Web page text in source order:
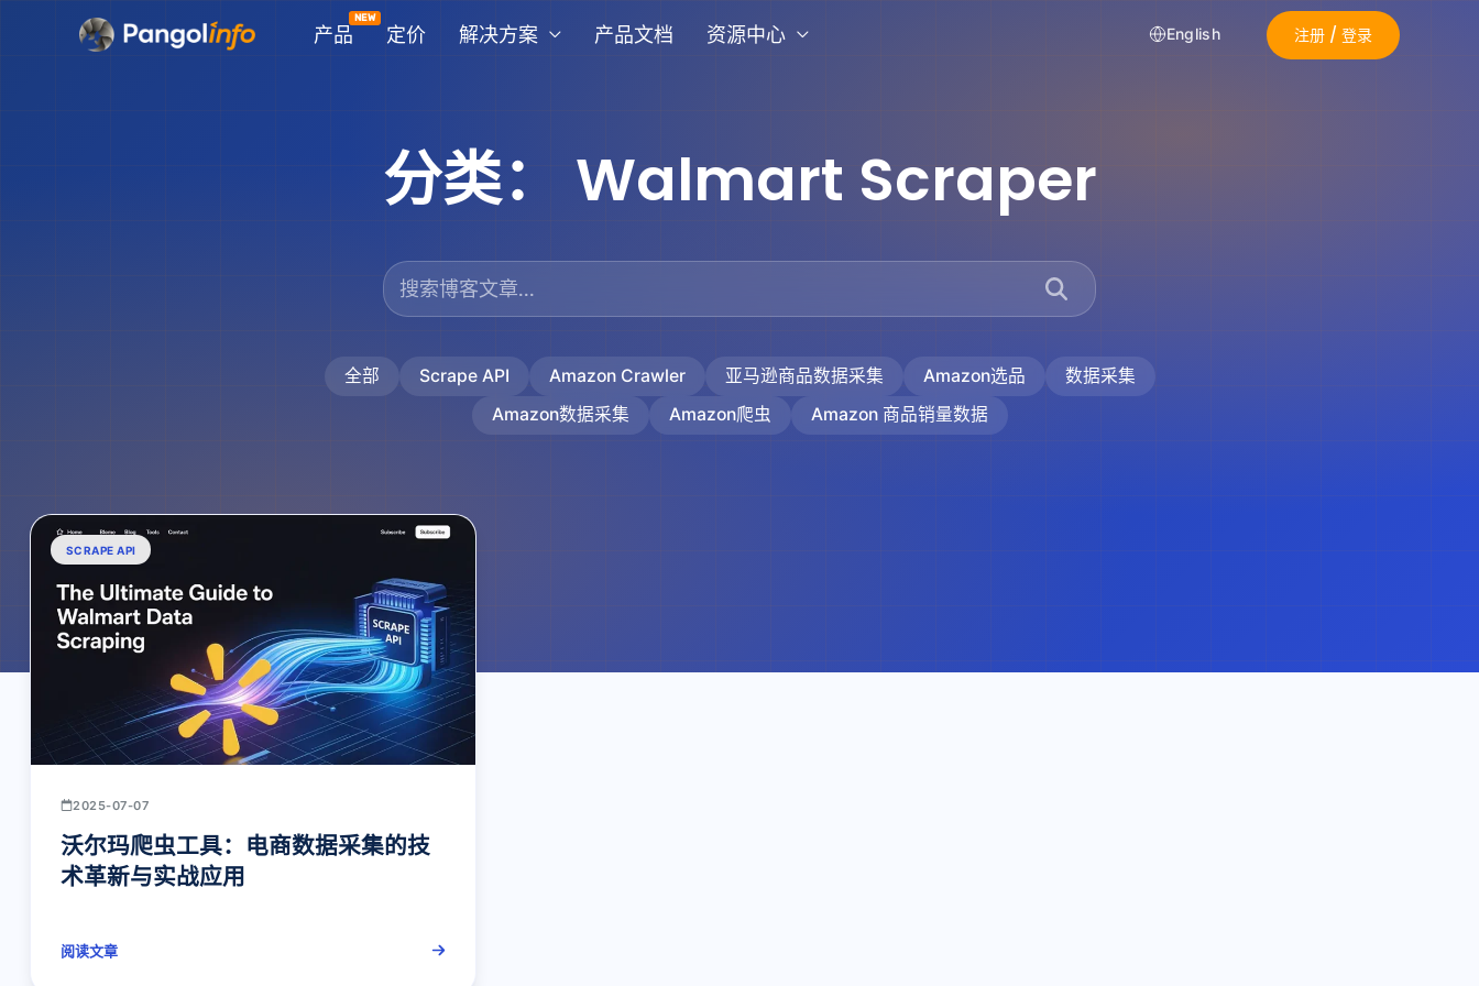
产品 定价 解决方案 产品文档 资源中心 English 注册 / 登录
分类： Walmart Scraper
全部 Scrape API Amazon Crawler 亚马逊商品数据采集 Amazon选品
数据采集
Amazon数据采集
Amazon爬虫 Amazon 商品销量数据
SCRAPE API
2025-07-07
沃尔玛爬虫工具：电商数据采集的技
术革新与实战应用
阅读文章